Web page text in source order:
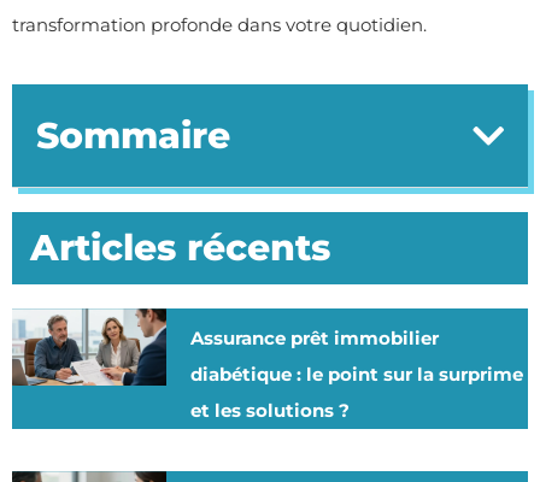
transformation profonde dans votre quotidien.
Sommaire
Articles récents
Assurance prêt immobilier
diabétique : le point sur la surprime
et les solutions ?